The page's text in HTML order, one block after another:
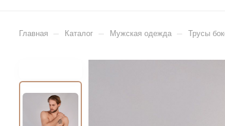
Главная – Каталог – Мужская одежда – Трусы